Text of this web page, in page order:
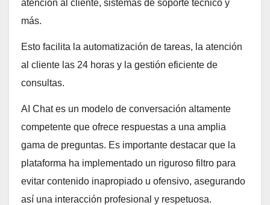
atención al cliente, sistemas de soporte técnico y
más.
Esto facilita la automatización de tareas, la atención
al cliente las 24 horas y la gestión eficiente de
consultas.
AI Chat es un modelo de conversación altamente
competente que ofrece respuestas a una amplia
gama de preguntas. Es importante destacar que la
plataforma ha implementado un riguroso filtro para
evitar contenido inapropiado u ofensivo, asegurando
así una interacción profesional y respetuosa.